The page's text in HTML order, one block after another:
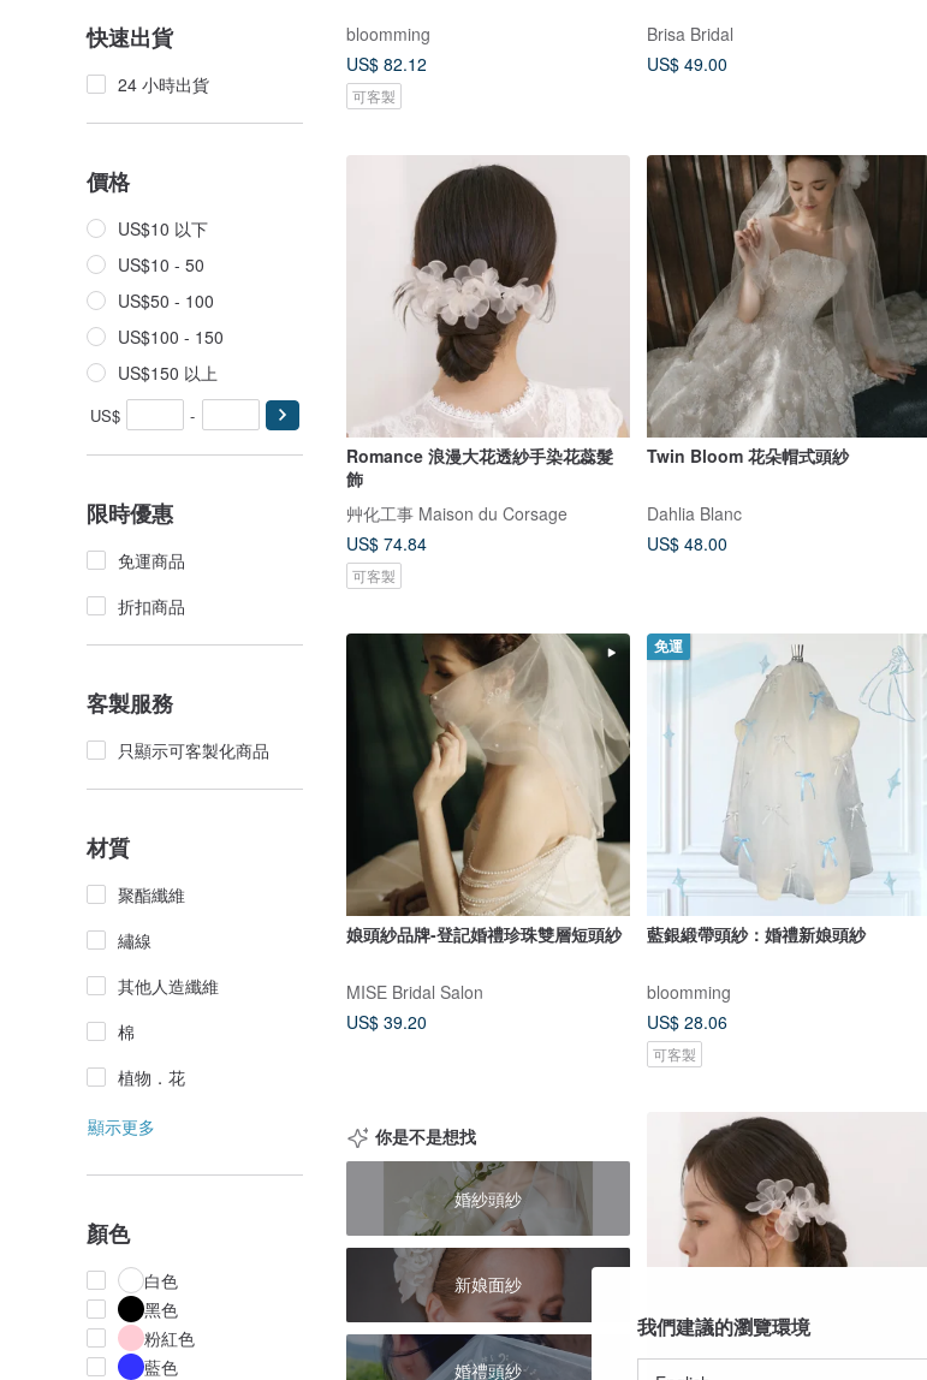
快速出貨
24 小時出貨
價格
US$10 以下
US$10 - 50
US$50 - 100
US$100 - 150
US$150 以上
US$ -
限時優惠
免運商品
折扣商品
客製服務
只顯示可客製化商品
材質
聚酯纖維
繡線
其他人造纖維
棉
植物．花
顯示更多
顏色
白色
黑色
粉紅色
藍色
bloomming
US$ 82.12
可客製
Brisa Bridal
US$ 49.00
Romance 浪漫大花透紗手染花蕊髮
飾
艸化工事 Maison du Corsage
US$ 74.84
可客製
Twin Bloom 花朵帽式頭紗
Dahlia Blanc
US$ 48.00
娘頭紗品牌-登記婚禮珍珠雙層短頭紗
MISE Bridal Salon
US$ 39.20
免運
藍銀緞帶頭紗：婚禮新娘頭紗
bloomming
US$ 28.06
可客製
你是不是想找
婚紗頭紗
新娘面紗
婚禮頭紗
我們建議的瀏覽環境